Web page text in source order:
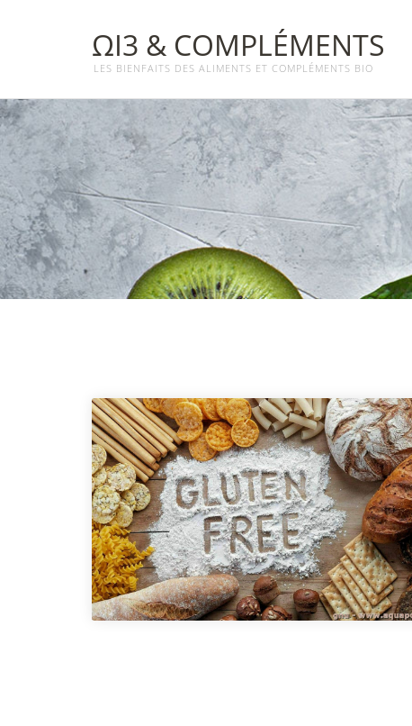
ΩΙ3 & COMPLÉMENTS
LES BIENFAITS DES ALIMENTS ET COMPLÉMENTS BIO